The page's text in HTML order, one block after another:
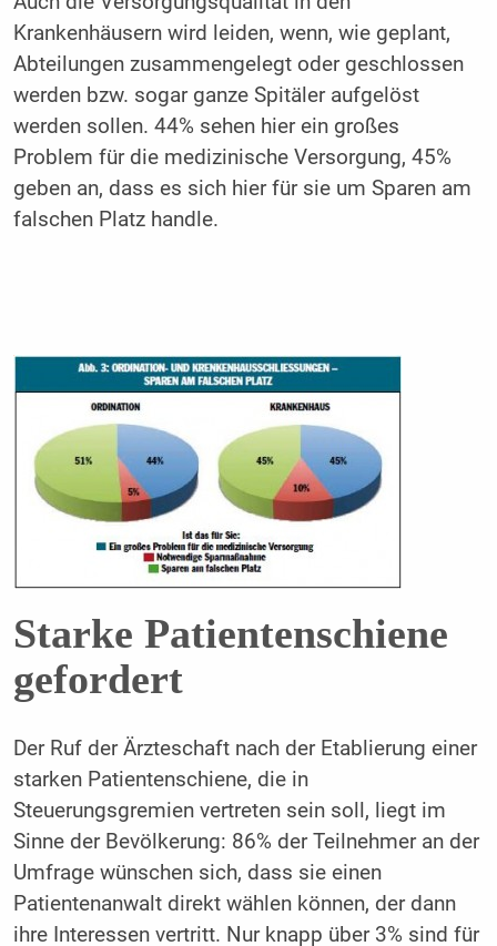
Krankenhäusern wird leiden, wenn, wie geplant,
Abteilungen zusammengelegt oder geschlossen
werden bzw. sogar ganze Spitäler aufgelöst
werden sollen. 44% sehen hier ein großes
Problem für die medizinische Versorgung, 45%
geben an, dass es sich hier für sie um Sparen am
falschen Platz handle.
Starke Patientenschiene
gefordert
Der Ruf der Ärzteschaft nach der Etablierung einer
starken Patientenschiene, die in
Steuerungsgremien vertreten sein soll, liegt im
Sinne der Bevölkerung: 86% der Teilnehmer an der
Umfrage wünschen sich, dass sie einen
Patientenanwalt direkt wählen können, der dann
ihre Interessen vertritt. Nur knapp über 3% sind für